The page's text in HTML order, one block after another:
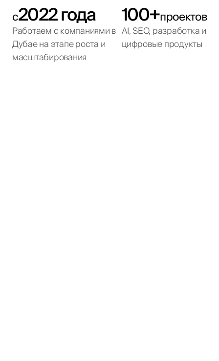
с2022 года
Работаем с компаниями в
Дубае на этапе роста и
масштабирования
100+проектов
AI, SEO, разработка и
цифровые продукты